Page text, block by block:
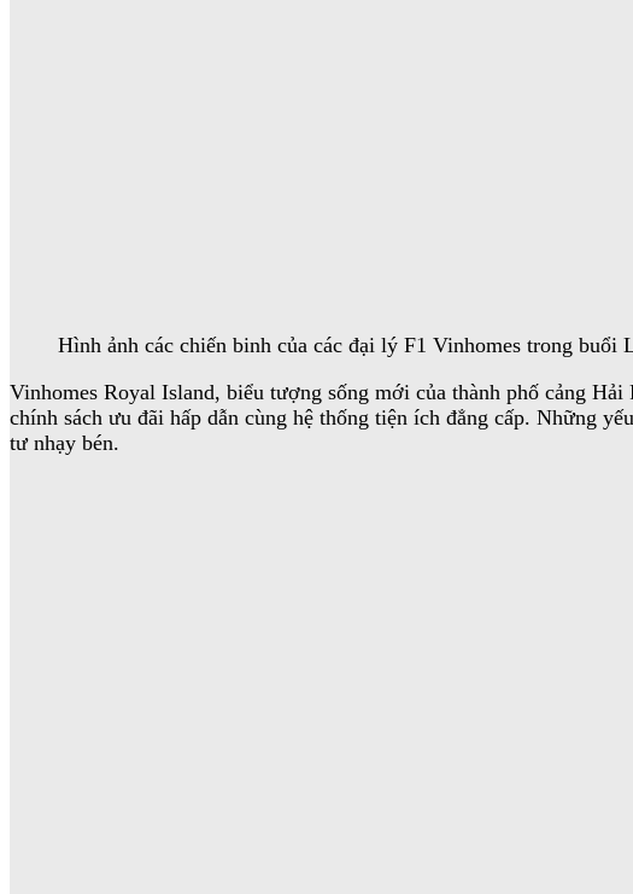
Hình ảnh các chiến binh của các đại lý F1 Vinhomes trong buổi
Vinhomes Royal Island, biểu tượng sống mới của thành phố cảng
chính sách ưu đãi hấp dẫn cùng hệ thống tiện ích đẳng cấp. Những
tư nhạy bén.